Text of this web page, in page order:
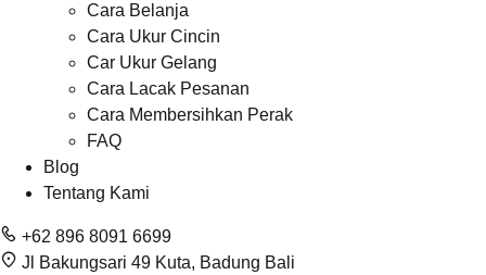
Cara Belanja
Cara Ukur Cincin
Car Ukur Gelang
Cara Lacak Pesanan
Cara Membersihkan Perak
FAQ
Blog
Tentang Kami
+62 896 8091 6699
Jl Bakungsari 49 Kuta, Badung Bali